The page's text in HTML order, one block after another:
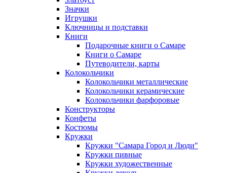
Значки
Игрушки
Ключницы и подставки
Книги
Подарочные книги о Самаре
Книги о Самаре
Путеводители, карты
Колокольчики
Колокольчики металлические
Колокольчики керамические
Колокольчики фарфоровые
Конструкторы
Конфеты
Костюмы
Кружки
Кружки "Самара Город и Люди"
Кружки пивные
Кружки художественные